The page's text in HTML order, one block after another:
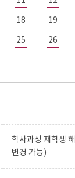
18 19
25 26
학사과정 재학생
변경 가능)